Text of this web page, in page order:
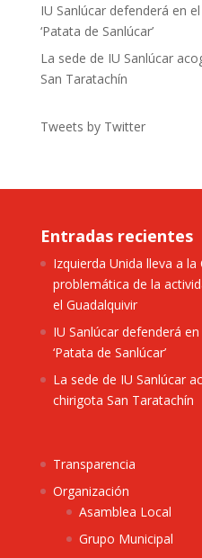
IU Sanlúcar defenderá en
‘Patata de Sanlúcar’
La sede de IU Sanlúcar
San Taratachín
Tweets by Twitter
Entradas recientes
Izquierda Unida lleva a
problemática de la
el Guadalquivir
IU Sanlúcar defenderá
‘Patata de Sanlúcar’
La sede de IU Sanlúcar
chirigota San Taratachín
Transparencia
Organización
Asamblea Local
Grupo Municipal